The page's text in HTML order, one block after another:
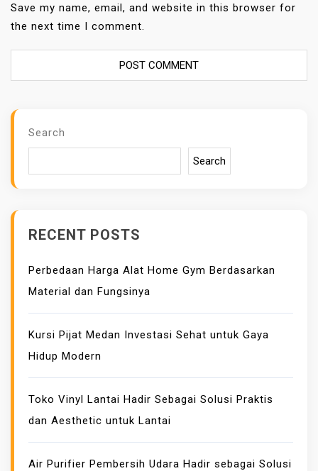
Save my name, email, and website in this browser for
the next time I comment.
Search
Search
RECENT POSTS
Perbedaan Harga Alat Home Gym Berdasarkan
Material dan Fungsinya
Kursi Pijat Medan Investasi Sehat untuk Gaya
Hidup Modern
Toko Vinyl Lantai Hadir Sebagai Solusi Praktis
dan Aesthetic untuk Lantai
Air Purifier Pembersih Udara Hadir sebagai Solusi